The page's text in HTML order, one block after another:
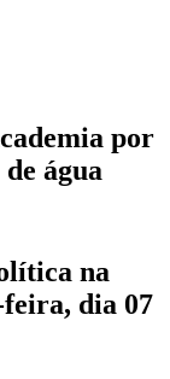
por
água
na
feira, dia 07